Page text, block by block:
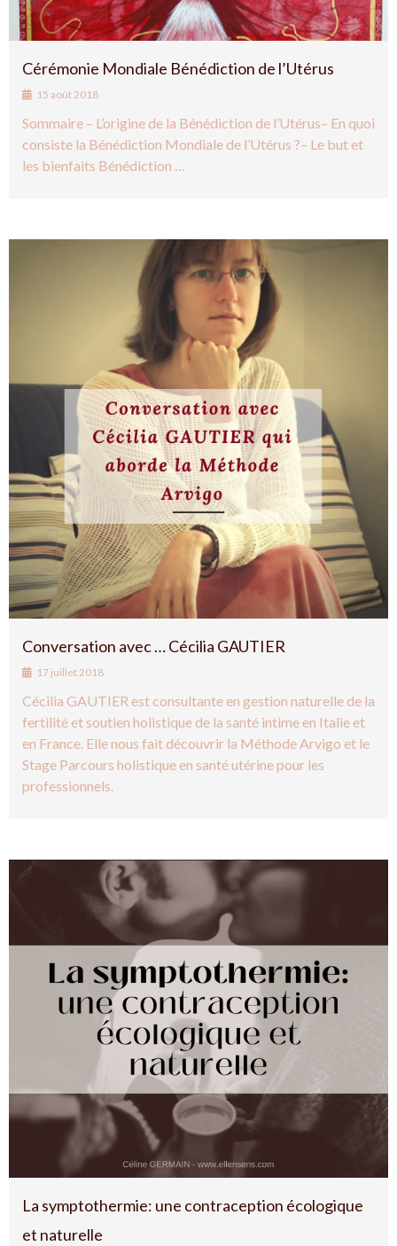
Cérémonie Mondiale Bénédiction de l’Utérus
15 août 2018
Sommaire – L’origine de la Bénédiction de l’Utérus– En quoi
consiste la Bénédiction Mondiale de l’Utérus ?– Le but et
les bienfaits Bénédiction …
Conversation avec … Cécilia GAUTIER
17 juillet 2018
Cécilia GAUTIER est consultante en gestion naturelle de la
fertilité et soutien holistique de la santé intime en Italie et
en France. Elle nous fait découvrir la Méthode Arvigo et le
Stage Parcours holistique en santé utérine pour les
professionnels.
La symptothermie: une contraception écologique
et naturelle